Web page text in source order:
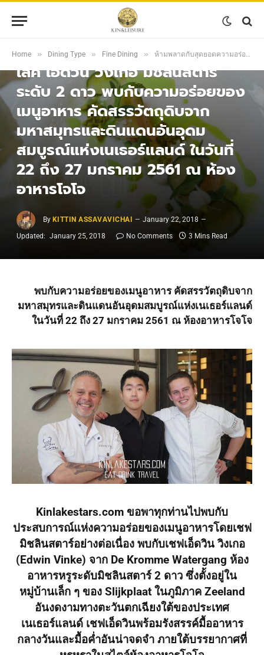
Home » Dining Type » Fine Dining » ห้ามพลาดกับสุดยอดความอร่อยจากการปรุงที่ล้ำลึกและวัตถุดิบชั้นเลิศ เอ็ดวิน วิงเกอ มิชลินสตาร์ระดับ 2 ดาว พบกับความอร่อยของเมนูอาหาร คัดสรรวัตถุดิบจากมหาสมุทรและดินแดนอันอุดมสมบูรณ์แห่งเนเธอร์แลนด์ ในวันที่ 22 ถึง 27 มกราคม 2561 ณ ห้องอาหารโจโจ
ห้ามพลาดกับสุดยอดความอร่อย
จากการปรุงที่ล้ำลึกและวัตถุดิบชั้น
เลิศ เอ็ดวิน วิงเกอ มิชลินสตาร์
ระดับ 2 ดาว พบกับความอร่อยของ
เมนูอาหาร คัดสรรวัตถุดิบจาก
มหาสมุทรและดินแดนอันอุดม
สมบูรณ์แห่งเนเธอร์แลนด์ ในวันที่
22 ถึง 27 มกราคม 2561 ณ ห้อง
อาหารโจโจ
By KITTIN ASSAVAVICHAI
January 22, 2018
Updated: January 25, 2018 No Comments 3 Mins Read
พบกับความอร่อยของเมนูอาหาร คัดสรรวัตถุดิบจาก
มหาสมุทรและดินแดนอันอุดมสมบูรณ์แห่งเนเธอร์แลนด์
ในวันที่ 22 ถึง 27 มกราคม 2561 ณ ห้องอาหารโจโจ
Kinlakestars.com ขอพาทุกท่านไปพบกับ
ประสบการณ์แห่งความอร่อยของเมนูอาหารโดยเชฟ
มิชลินสตาร์อย่างต่อเนื่อง พบกับเชฟเอ็ดวิน วิงเกอ
(Edwin Vinke) จาก De Kromme Watergang ห้อง
อาหารหรูระดับมิชลินสตาร์ 2 ดาว ซึ่งตั้งอยู่ใน
หมู่บ้านเล็ก ๆ ของ Slijkplaat ในภูมิภาค Zeeland
อันงดงามทางตะวันตกเฉียงใต้ของประเทศ
เนเธอร์แลนด์ เชฟเอ็ดวินพร้อมรังสรรค์มื้ออาหาร
กลางวันและมื้อค่ำอันน่าจดจำ ภายใต้บรรยากาศที่